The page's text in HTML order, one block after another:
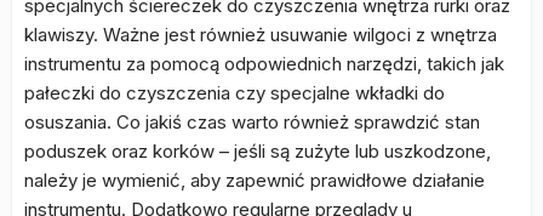
specjalnych ściereczek do czyszczenia wnętrza rurki oraz
klawiszy. Ważne jest również usuwanie wilgoci z wnętrza
instrumentu za pomocą odpowiednich narzędzi, takich jak
pałeczki do czyszczenia czy specjalne wkładki do
osuszania. Co jakiś czas warto również sprawdzić stan
poduszek oraz korków – jeśli są zużyte lub uszkodzone,
należy je wymienić, aby zapewnić prawidłowe działanie
instrumentu. Dodatkowo regularne przeglądy u